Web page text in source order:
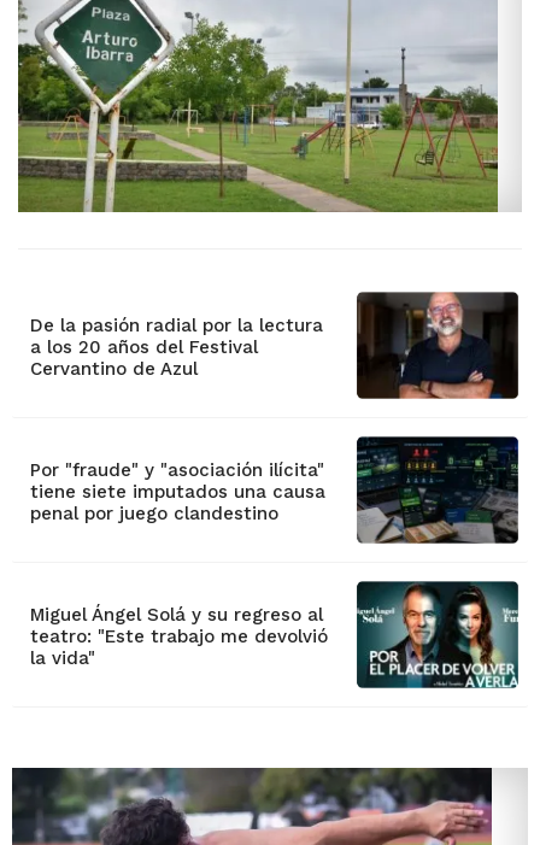
De la pasión radial por la lectura
a los 20 años del Festival
Cervantino de Azul
Por "fraude" y "asociación ilícita"
tiene siete imputados una causa
penal por juego clandestino
Miguel Ángel Solá y su regreso al
teatro: "Este trabajo me devolvió
la vida"